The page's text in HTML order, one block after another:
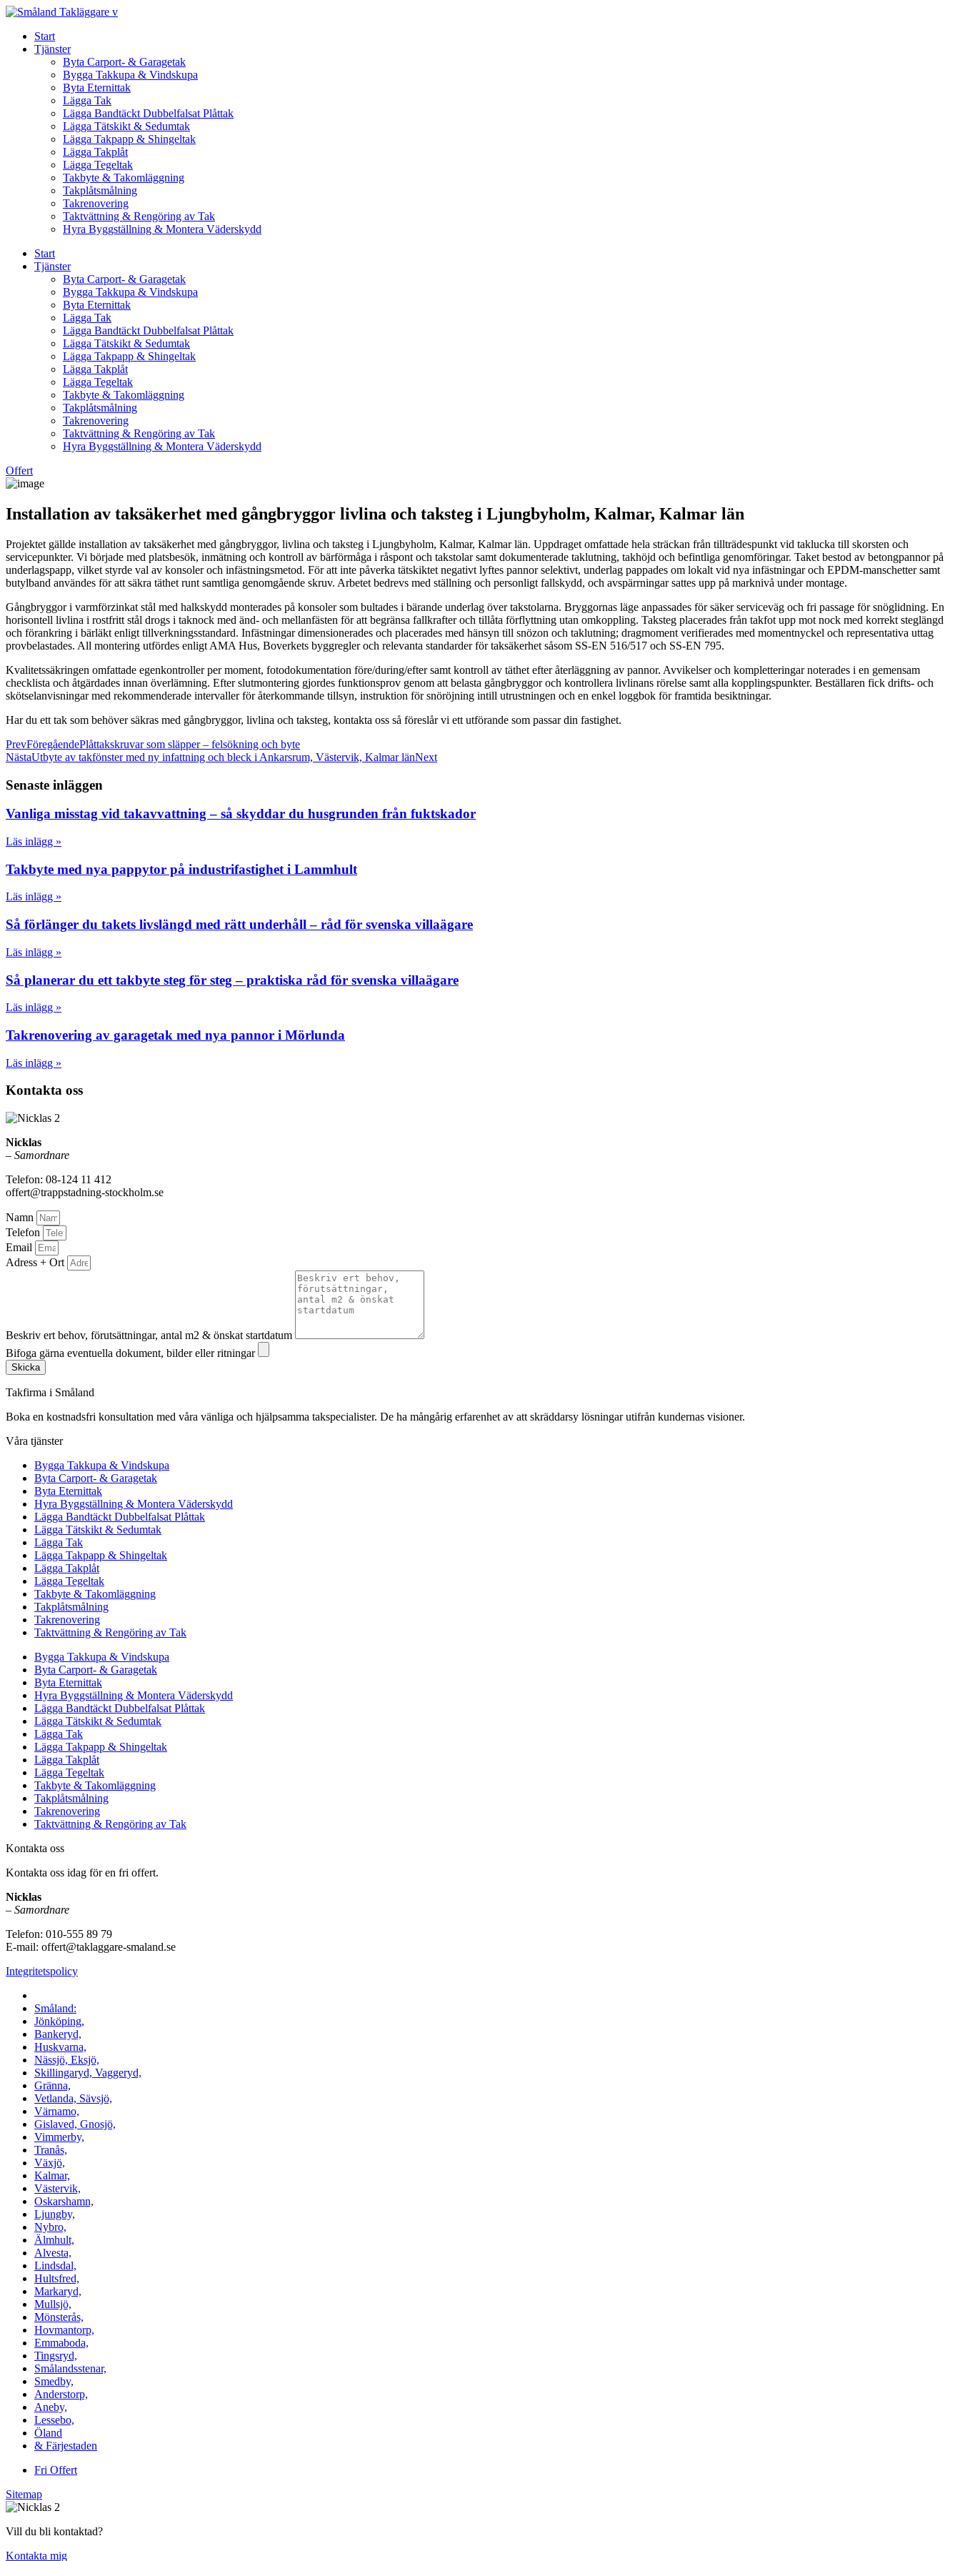
Skip
contentStart
Tjänster
Byta Carport- & Garagetak
Bygga Takkupa & Vindskupa
Byta Eternittak
Lägga Tak
Lägga Bandtäckt Dubbelfalsat Plåttak
Lägga Tätskikt & Sedumtak
Lägga Takpapp & Shingeltak
Lägga Takplåt
Lägga Tegeltak
Takbyte & Takomläggning
Takplåtsmålning
Takrenovering
Taktvättning & Rengöring av Tak
Hyra Byggställning & Montera Väderskydd
Start
Tjänster
Byta Carport- & Garagetak
Bygga Takkupa & Vindskupa
Byta Eternittak
Lägga Tak
Lägga Bandtäckt Dubbelfalsat Plåttak
Lägga Tätskikt & Sedumtak
Lägga Takpapp & Shingeltak
Lägga Takplåt
Lägga Tegeltak
Takbyte & Takomläggning
Takplåtsmålning
Takrenovering
Taktvättning & Rengöring av Tak
Hyra Byggställning & Montera Väderskydd
Offert
Installation av taksäkerhet med gångbryggor livlina och taksteg i Ljungbyholm, Kalmar, Kalmar län
Projektet gällde installation av taksäkerhet med gångbryggor, livlina och taksteg i Ljungbyholm, Kalmar, Kalmar län. Uppdraget omfattade hela sträckan från tillträdespunkt vid taklucka till skorsten och
servicepunkter. Vi började med platsbesök, inmätning och kontroll av bärförmåga i råspont och takstolar samt dokumenterade taklutning, takhöjd och befintliga genomföringar. Taket bestod av betongpannor på
underlagspapp, vilket styrde val av konsoler och infästningsmetod. För att inte påverka tätskiktet negativt lyftes pannor selektivt, underlag pappades om lokalt vid nya infästningar och EPDM-manschetter samt
butylband användes för att säkra täthet runt samtliga genomgående skruv. Arbetet bedrevs med ställning och personligt fallskydd, och avspärrningar sattes upp på marknivå under montage.
Gångbryggor i varmförzinkat stål med halkskydd monterades på konsoler som bultades i bärande underlag över takstolarna. Bryggornas läge anpassades för säker serviceväg och fri passage för snöglidning. En
horisontell livlina i rostfritt stål drogs i taknock med änd- och mellanfästen för att begränsa fallkrafter och tillåta förflyttning utan omkoppling. Taksteg placerades från takfot upp mot nock med korrekt steglängd
och förankring i bärläkt enligt tillverkningsstandard. Infästningar dimensionerades och placerades med hänsyn till snözon och taklutning; dragmoment verifierades med momentnyckel och representativa uttag
provbelastades. All montering utfördes enligt AMA Hus, Boverkets byggregler och relevanta standarder för taksäkerhet såsom SS-EN 516/517 och SS-EN 795.
Kvalitetssäkringen omfattade egenkontroller per moment, fotodokumentation före/during/efter samt kontroll av täthet efter återläggning av pannor. Avvikelser och kompletteringar noterades i en gemensam
checklista och åtgärdades innan överlämning. Efter slutmontering gjordes funktionsprov genom att belasta gångbryggor och kontrollera livlinans rörelse samt alla kopplingspunkter. Beställaren fick drifts- och
skötselanvisningar med rekommenderade intervaller för återkommande tillsyn, instruktion för snöröjning intill utrustningen och en enkel loggbok för framtida besiktningar.
Har du ett tak som behöver säkras med gångbryggor, livlina och taksteg, kontakta oss så föreslår vi ett utförande som passar din fastighet.
PrevFöregåendePlåttakskruvar som släpper – felsökning och byte
NästaUtbyte av takfönster med ny infattning och bleck i Ankarsrum, Västervik, Kalmar länNext
Senaste inläggen
Vanliga misstag vid takavvattning – så skyddar du husgrunden från fuktskador
Läs inlägg »
Takbyte med nya pappytor på industrifastighet i Lammhult
Läs inlägg »
Så förlänger du takets livslängd med rätt underhåll – råd för svenska villaägare
Läs inlägg »
Så planerar du ett takbyte steg för steg – praktiska råd för svenska villaägare
Läs inlägg »
Takrenovering av garagetak med nya pannor i Mörlunda
Läs inlägg »
Kontakta oss
Nicklas
– Samordnare
Telefon: 08-124 11 412
offert@trappstadning-stockholm.se
Namn
Telefon
Email
Adress + Ort
Beskriv ert behov, förutsättningar, antal m2 & önskat startdatum
Bifoga gärna eventuella dokument, bilder eller ritningar
Skicka
Takfirma i Småland
Boka en kostnadsfri konsultation med våra vänliga och hjälpsamma takspecialister. De ha mångårig erfarenhet av att skräddarsy lösningar utifrån kundernas visioner.
Våra tjänster
Bygga Takkupa & Vindskupa
Byta Carport- & Garagetak
Byta Eternittak
Hyra Byggställning & Montera Väderskydd
Lägga Bandtäckt Dubbelfalsat Plåttak
Lägga Tätskikt & Sedumtak
Lägga Tak
Lägga Takpapp & Shingeltak
Lägga Takplåt
Lägga Tegeltak
Takbyte & Takomläggning
Takplåtsmålning
Takrenovering
Taktvättning & Rengöring av Tak
Bygga Takkupa & Vindskupa
Byta Carport- & Garagetak
Byta Eternittak
Hyra Byggställning & Montera Väderskydd
Lägga Bandtäckt Dubbelfalsat Plåttak
Lägga Tätskikt & Sedumtak
Lägga Tak
Lägga Takpapp & Shingeltak
Lägga Takplåt
Lägga Tegeltak
Takbyte & Takomläggning
Takplåtsmålning
Takrenovering
Taktvättning & Rengöring av Tak
Kontakta oss
Kontakta oss idag för en fri offert.
Nicklas
– Samordnare
Telefon: 010-555 89 79
E-mail: offert@taklaggare-smaland.se
Integritetspolicy
Småland:
Jönköping,
Bankeryd,
Huskvarna,
Nässjö, Eksjö,
Skillingaryd, Vaggeryd,
Gränna,
Vetlanda, Sävsjö,
Värnamo,
Gislaved, Gnosjö,
Vimmerby,
Tranås,
Växjö,
Kalmar,
Västervik,
Oskarshamn,
Ljungby,
Nybro,
Älmhult,
Alvesta,
Lindsdal,
Hultsfred,
Markaryd,
Mullsjö,
Mönsterås,
Hovmantorp,
Emmaboda,
Tingsryd,
Smålandsstenar,
Smedby,
Anderstorp,
Aneby,
Lessebo,
Öland
& Färjestaden
Fri Offert
Sitemap
Vill du bli kontaktad?
Kontakta mig